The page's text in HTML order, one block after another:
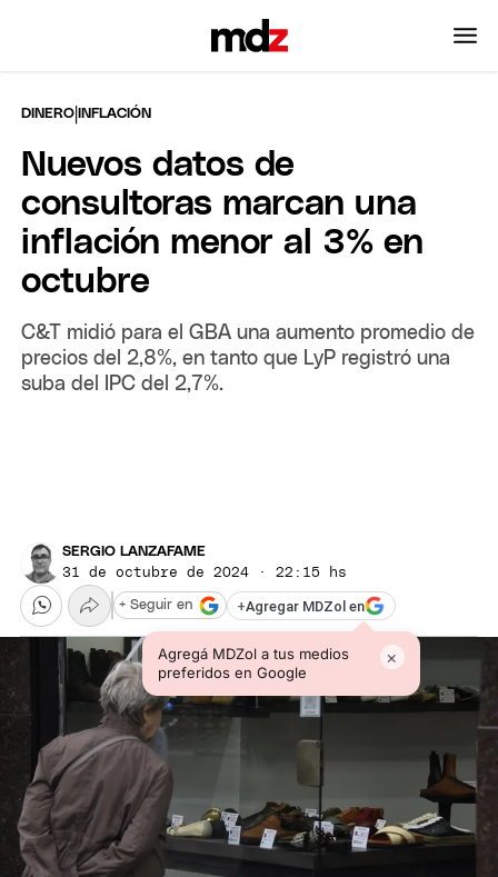
DINERO | INFLACIÓN
Nuevos datos de
consultoras marcan una
inflación menor al 3% en
octubre
C&T midió para el GBA una aumento promedio de
precios del 2,8%, en tanto que LyP registró una
suba del IPC del 2,7%.
SERGIO LANZAFAME
31 de octubre de 2024 · 22:15 hs
+Agregar MDZol en
Agregá MDZol a tus medios
preferidos en Google
×
+ Seguir en